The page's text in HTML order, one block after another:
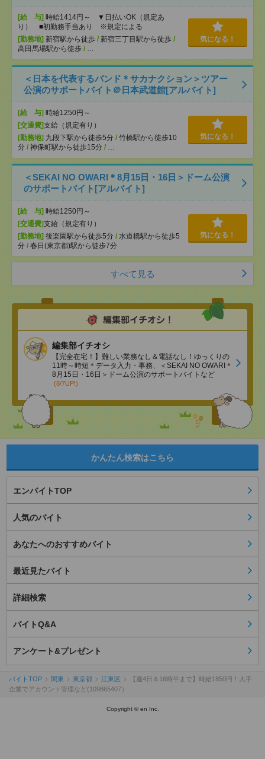
[給 与] 時給1414円～ ▼日払いOK（規定あ
り） ■初勤務手当あり ※規定による
[勤務地] 新宿駅から徒歩 / 新宿三丁目駅から徒歩 /
高田馬場駅から徒歩 / …
気になる！
＜日本を代表するバンド＊サカナクション＞ツアー
公演のサポートバイト＠日本武道館[アルバイト]
[給 与] 時給1250円～
[交通費]支給（規定有り）
[勤務地] 九段下駅から徒歩5分 / 竹橋駅から徒歩10
分 / 神保町駅から徒歩15分 / …
気になる！
＜SEKAI NO OWARI＊8月15日・16日＞ドーム公演
のサポートバイト[アルバイト]
[給 与] 時給1250円～
[交通費]支給（規定有り）
[勤務地] 後楽園駅から徒歩5分 / 水道橋駅から徒歩5
分 / 春日(東京都)駅から徒歩7分
気になる！
すべて見る
編集部イチオシ
【完全在宅！】難しい業務なし＆電話なし！ゆっくりの
11時～時短＊データ入力・事務、＜SEKAI NO OWARI＊
8月15日・16日＞ドーム公演のサポートバイトなど
(8/7UP!)
かんたん検索はこちら
エンバイトTOP
人気のバイト
あなたへのおすすめバイト
最近見たバイト
詳細検索
バイトQ&A
アンケート&プレゼント
バイトTOP 関東 東京都 江東区
【週4日＆16時半まで】時給1850円！大手
企業でアカウント管理など(109865407）
Copyright © en Inc.